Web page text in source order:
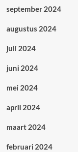
september 2024
augustus 2024
juli 2024
juni 2024
mei 2024
april 2024
maart 2024
februari 2024